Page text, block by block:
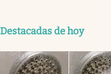
Destacadas de hoy